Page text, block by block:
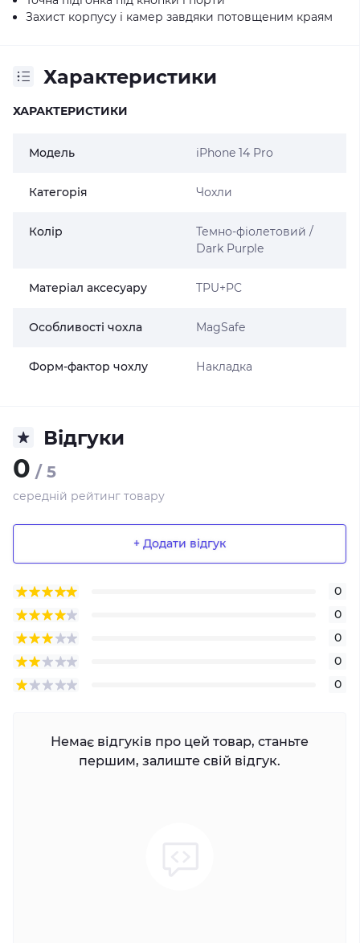
Захист корпусу і камер завдяки потовщеним краям
Характеристики
ХАРАКТЕРИСТИКИ
Модель iPhone 14 Pro
Категорія Чохли
Колір
Темно-фіолетовий /
Dark Purple
Матеріал аксесуару TPU+PC
Особливості чохла MagSafe
Форм-фактор чохлу Накладка
Відгуки
0 / 5
середній рейтинг товару
+ Додати відгук
0
0
0
0
0
Немає відгуків про цей товар, станьте
першим, залиште свій відгук.